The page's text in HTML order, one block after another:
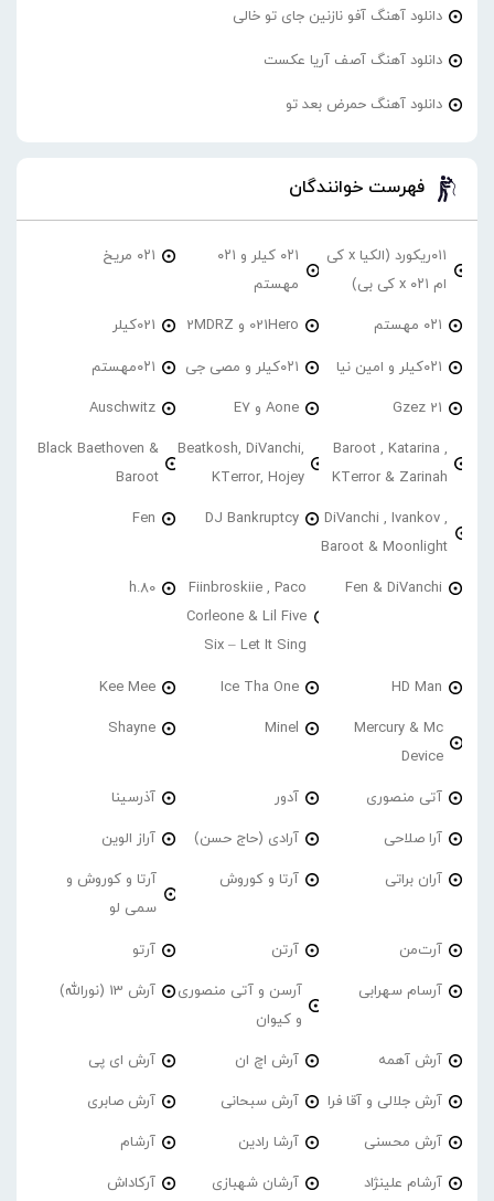
دانلود آهنگ آفو نازنین جای تو خالی
دانلود آهنگ آصف آریا عکست
دانلود آهنگ حمرض بعد تو
فهرست خوانندگان
۰۱۱ریکورد (الکیا x کی
ام ۰۲۱ x کی بی)
۰۲۱ کیلر و ۰۲۱
مهستم
۰۲۱ مریخ
۰۲۱ مهستم 021Hero و 2MDRZ 021کیلر
۰۲۱کیلر و امین نیا ۰۲۱کیلر و مصی جی ۰۲۱مهستم
21 Gzez Aone و E7 Auschwitz
Baroot , Katarina ,
KTerror & Zarinah
Beatkosh, DiVanchi,
KTerror, Hojey
Black Baethoven &
Baroot
DiVanchi , Ivankov ,
Baroot & Moonlight
DJ Bankruptcy
Fen
Fen & DiVanchi
Fiinbroskiie , Paco
Corleone & Lil Five
Six – Let It Sing
h.80
HD Man
Ice Tha One
Kee Mee
Mercury & Mc
Device
Minel
Shayne
آتی منصوری آدور آذرسینا
آرا صلاحی آرادی (حاج حسن) آراز الوین
آران براتی آرتا و کوروش
آرتا و کوروش و
سمی لو
آرت‌من آرتن آرتو
آرسام سهرابی
آرسن و آتی منصوری
و کیوان
آرش 13 (نورالله)
آرش آهمه آرش اچ ان آرش ای پی
آرش جلالی و آقا فرا آرش سبحانی آرش صابری
آرش محسنی آرشا رادین آرشام
آرشام علینژاد آرشان شهبازی آرکاداش